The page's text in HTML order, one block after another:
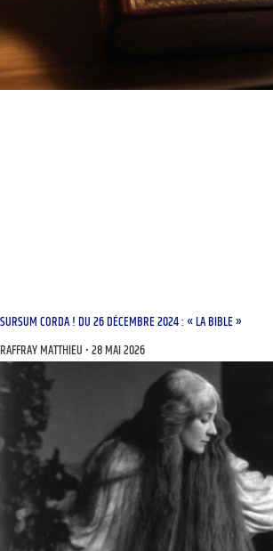
SURSUM CORDA ! DU 26 DÉCEMBRE 2024 : « LA BIBLE »
RAFFRAY MATTHIEU 28 MAI 2026